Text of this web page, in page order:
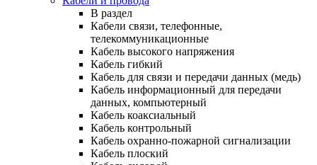
В раздел
Кабели связи, телефонные,
телекоммуникационные
Кабель высокого напряжения
Кабель гибкий
Кабель для связи и передачи данных (медь)
Кабель информационный для передачи
данных, компьютерный
Кабель коаксиальный
Кабель контрольный
Кабель охранно-пожарной сигнализации
Кабель плоский